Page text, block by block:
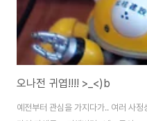
오나전 귀엽!!!! >_<)b
예전부터 관심을 가지다가.. 여러 사